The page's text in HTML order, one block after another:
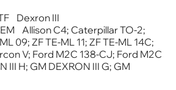
Dexron III
Allison C4; Caterpillar TO-2;
09; ZF TE-ML 11; ZF TE-ML 14C;
V; Ford M2C 138-CJ; Ford M2C
III H; GM DEXRON III G; GM